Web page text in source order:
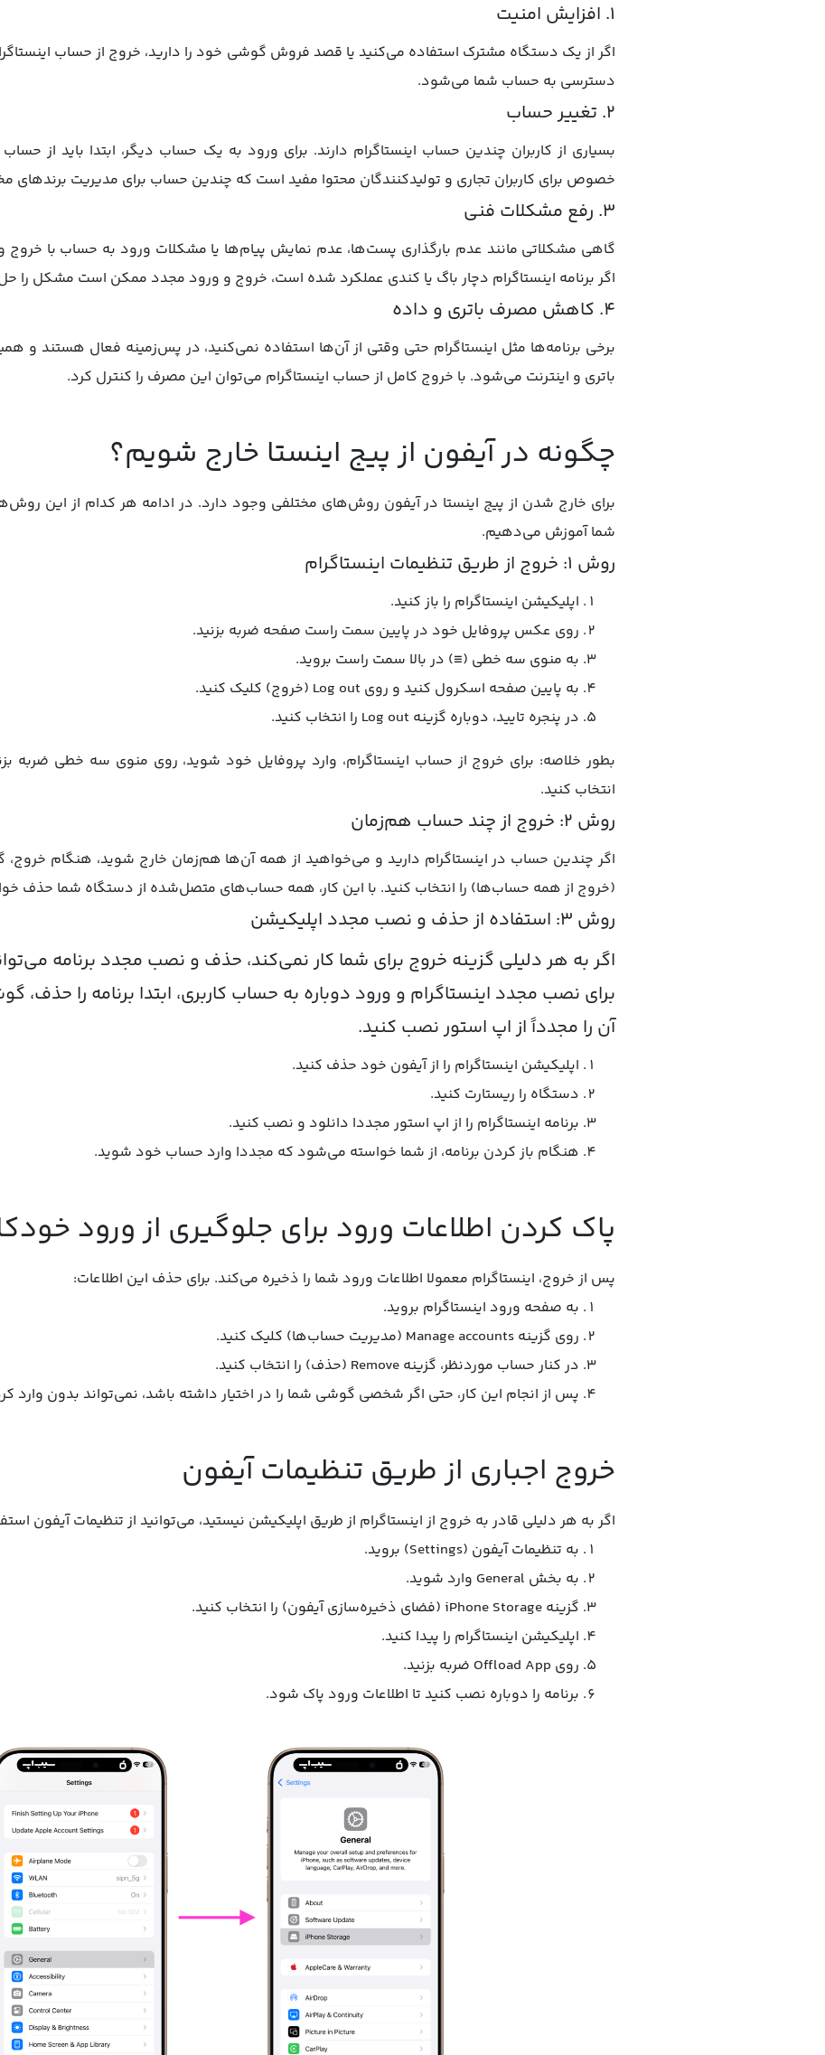
1. افزایش امنیت
اگر از یک دستگاه مشترک استفاده می‌کنید یا قصد فروش گوشی خود را دارید، خروج از حساب
دسترسی به حساب شما می‌شود.
2. تغییر حساب
بسیاری از کاربران چندین حساب اینستاگرام دارند. برای ورود به یک حساب دیگر، ابتدا باید از
خصوص برای کاربران تجاری و تولیدکنندگان محتوا مفید است که چندین حساب برای مدیریت برندهای
3. رفع مشکلات فنی
گاهی مشکلاتی مانند عدم بارگذاری پست‌ها، عدم نمایش پیام‌ها یا مشکلات ورود به حساب با
اگر برنامه اینستاگرام دچار باگ یا کندی عملکرد شده است، خروج و ورود مجدد ممکن است مشکل را
4. کاهش مصرف باتری و داده
برخی برنامه‌ها مثل اینستاگرام حتی وقتی از آن‌ها استفاده نمی‌کنید، در پس‌زمینه فعال هستند
باتری و اینترنت می‌شود. با خروج کامل از حساب اینستاگرام می‌توان این مصرف را کنترل کرد.
چگونه در آیفون از پیج اینستا خارج شویم؟
برای خارج شدن از پیج اینستا در آیفون روش‌های مختلفی وجود دارد. در ادامه هر کدام از این
شما آموزش می‌دهیم.
روش ۱: خروج از طریق تنظیمات اینستاگرام
اپلیکیشن اینستاگرام را باز کنید.
روی عکس پروفایل خود در پایین سمت راست صفحه ضربه بزنید.
به منوی سه خطی (≡) در بالا سمت راست بروید.
به پایین صفحه اسکرول کنید و روی Log out (خروج) کلیک کنید.
در پنجره تایید، دوباره گزینه Log out را انتخاب کنید.
بطور خلاصه: برای خروج از حساب اینستاگرام، وارد پروفایل خود شوید، روی منوی سه خطی ضربه
انتخاب کنید.
روش ۲: خروج از چند حساب هم‌زمان
(خروج از همه حساب‌ها) را انتخاب کنید. با این کار، همه حساب‌های متصل‌شده از دستگاه شما حذف
روش ۳: استفاده از حذف و نصب مجدد اپلیکیشن
اگر به هر دلیلی گزینه خروج برای شما کار نمی‌کند، حذف و نصب مجدد برنامه
برای نصب مجدد اینستاگرام و ورود دوباره به حساب کاربری، ابتدا برنامه را
آن را مجدداً از اپ استور نصب کنید.
اپلیکیشن اینستاگرام را از آیفون خود حذف کنید.
دستگاه را ریستارت کنید.
برنامه اینستاگرام را از اپ استور مجددا دانلود و نصب کنید.
هنگام باز کردن برنامه، از شما خواسته می‌شود که مجددا وارد حساب خود شوید.
پاک کردن اطلاعات ورود برای جلوگیری از ورود
پس از خروج، اینستاگرام معمولا اطلاعات ورود شما را ذخیره می‌کند. برای حذف این اطلاعات:
به صفحه ورود اینستاگرام بروید.
روی گزینه Manage accounts (مدیریت حساب‌ها) کلیک کنید.
در کنار حساب موردنظر، گزینه Remove (حذف) را انتخاب کنید.
پس از انجام این کار، حتی اگر شخصی گوشی شما را در اختیار داشته باشد، نمی‌تواند بدون وارد
خروج اجباری از طریق تنظیمات آیفون
اگر به هر دلیلی قادر به خروج از اینستاگرام از طریق اپلیکیشن نیستید، می‌توانید از تنظیمات آیفون
به تنظیمات آیفون (Settings) بروید.
به بخش General وارد شوید.
گزینه iPhone Storage (فضای ذخیره‌سازی آیفون) را انتخاب کنید.
اپلیکیشن اینستاگرام را پیدا کنید.
روی Offload App ضربه بزنید.
برنامه را دوباره نصب کنید تا اطلاعات ورود پاک شود.